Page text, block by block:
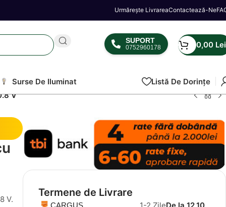
Urmărește LivrareaContactează-Ne
SUPORT
0752960178 0,00 Lei
Surse De Iluminat
Listă De Dorințe
V
V.
Termene de Livrare